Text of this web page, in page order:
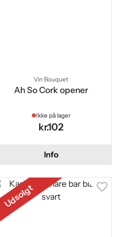
Vin Bouquet
Ah So Cork opener
Ikke på lager
kr.102
Info
Udsolgt